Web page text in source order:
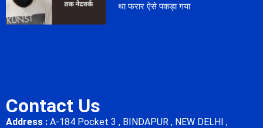
था फरार ऐसे पकड़ा गया
Contact Us
Address : A-184 Pocket 3 , BINDAPUR , NEW DELHI ,